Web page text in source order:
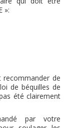
»:
de
de béquilles de
été clairement
par votre